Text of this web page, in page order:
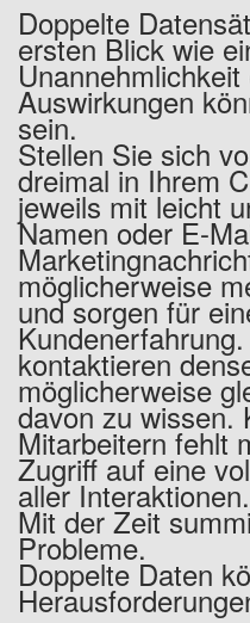
Doppelte
ersten Blick wie
Auswirkungen
sein.
Stellen Sie sich
dreimal in Ihrem
jeweils mit leicht
Namen oder E-
möglicherweise
und sorgen für
kontaktieren
möglicherweise
davon zu wissen.
Mitarbeitern fehlt
Zugriff auf eine
aller Interaktionen.
Mit der Zeit
Probleme.
Doppelte Daten